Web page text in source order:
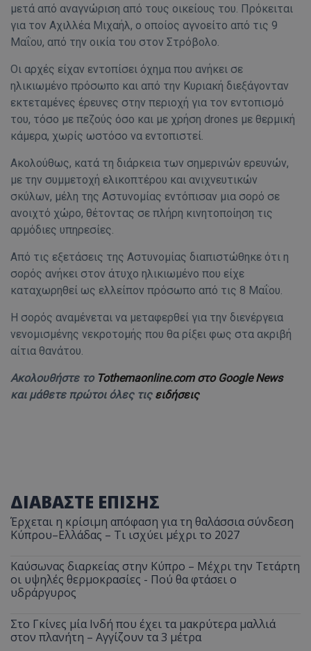
μετά από αναγνώριση από τους οικείους του. Πρόκειται
για τον Αχιλλέα Μιχαήλ, ο οποίος αγνοείτο από τις 9
Μαΐου, από την οικία του στον Στρόβολο.
Οι αρχές είχαν εντοπίσει όχημα που ανήκει σε
ηλικιωμένο πρόσωπο και από την Κυριακή διεξάγονταν
εκτεταμένες έρευνες στην περιοχή για τον εντοπισμό
του, τόσο με πεζούς όσο και με χρήση drones με θερμική
κάμερα, χωρίς ωστόσο να εντοπιστεί.
Ακολούθως, κατά τη διάρκεια των σημερινών ερευνών,
με την συμμετοχή ελικοπτέρου και ανιχνευτικών
σκύλων, μέλη της Αστυνομίας εντόπισαν μια σορό σε
ανοιχτό χώρο, θέτοντας σε πλήρη κινητοποίηση τις
αρμόδιες υπηρεσίες.
Από τις εξετάσεις της Αστυνομίας διαπιστώθηκε ότι η
σορός ανήκει στον άτυχο ηλικιωμένο που είχε
καταχωρηθεί ως ελλείπον πρόσωπο από τις 8 Μαΐου.
Η σορός αναμένεται να μεταφερθεί για την διενέργεια
νενομισμένης νεκροτομής που θα ρίξει φως στα ακριβή
αίτια θανάτου.
Ακολουθήστε το Tothemaonline.com στο Google News
και μάθετε πρώτοι όλες τις ειδήσεις
ΔΙΑΒΑΣΤΕ ΕΠΙΣΗΣ
Έρχεται η κρίσιμη απόφαση για τη θαλάσσια σύνδεση
Κύπρου–Ελλάδας – Τι ισχύει μέχρι το 2027
Καύσωνας διαρκείας στην Κύπρο – Μέχρι την Τετάρτη
οι υψηλές θερμοκρασίες - Πού θα φτάσει ο
υδράργυρος
Στο Γκίνες μία Ινδή που έχει τα μακρύτερα μαλλιά
στον πλανήτη – Αγγίζουν τα 3 μέτρα